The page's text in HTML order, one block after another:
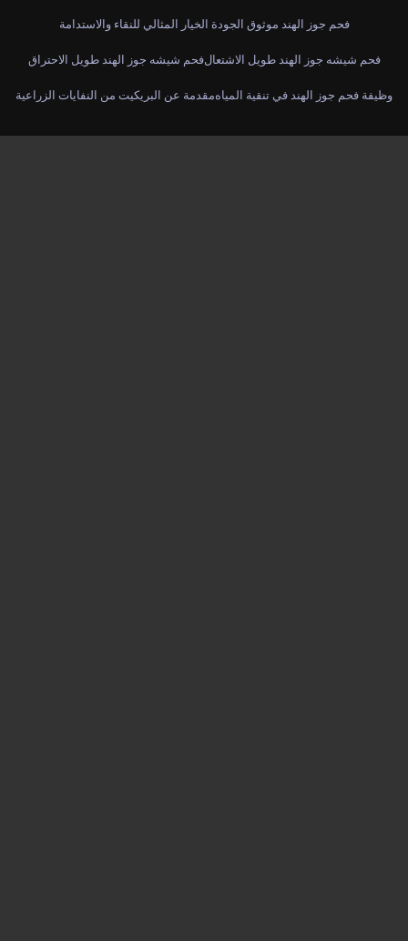
فحم جوز الهند موثوق الجودة الخيار المثالي للنقاء والاستدامة
فحم شيشه جوز الهند طويل الاحتراقفحم شيشه جوز الهند طويل الاشتعال
مقدمة عن البريكيت من النفايات الزراعيةوظيفة فحم جوز الهند في تنقية المياه